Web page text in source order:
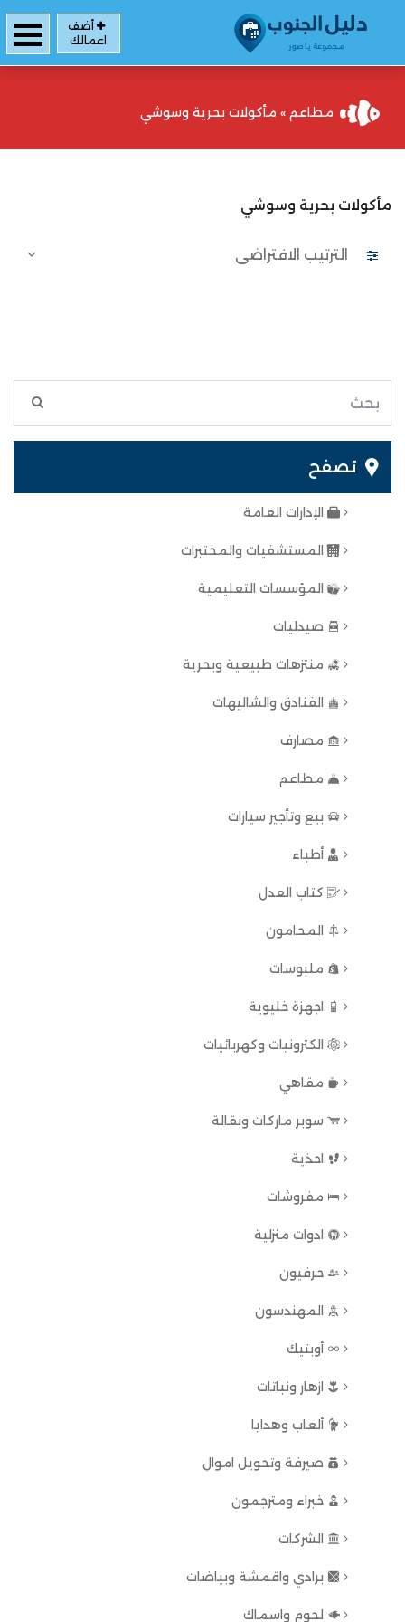
أضف
اعمالك
مطاعم » مأكولات بحرية وسوشي
مأكولات بحرية وسوشي
تصفح
الإدارات العامة
المستشفيات والمختبرات
المؤسسات التعليمية
صيدليات
منتزهات طبيعية وبحرية
الفنادق والشاليهات
مصارف
مطاعم
بيع وتأجير سيارات
أطباء
كتاب العدل
المحامون
ملبوسات
اجهزة خليوية
الكترونيات وكهربائيات
مقاهي
سوبر ماركات وبقالة
احذية
مفروشات
ادوات منزلية
حرفيون
المهندسون
أوبتيك
ازهار ونباتات
ألعاب وهدايا
صيرفة وتحويل اموال
خبراء ومترجمون
الشركات
برادي واقمشة وبياضات
لحوم واسماك